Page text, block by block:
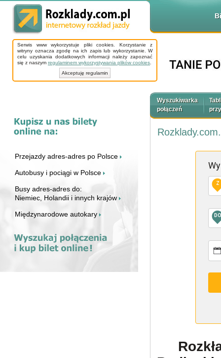
Serwis www wykorzystuje pliki cookies. Korzystanie z
witryny oznacza zgodę na ich zapis lub wykorzystanie. W
celu uzyskania dodatkowych informacji należy zapoznać
się z naszym regulaminem wykorzystywania plików cookies
Akceptuję regulamin
Przejazdy adres-adres po Polsce
Autobusy i pociągi w Polsce
Busy adres-adres do:
Niemiec, Holandii i innych krajów
Międzynarodowe autokary
Wyszukiwarka
połączeń
Z
DO